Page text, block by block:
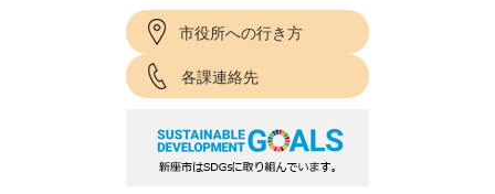
市役所への行き方
各課連絡先